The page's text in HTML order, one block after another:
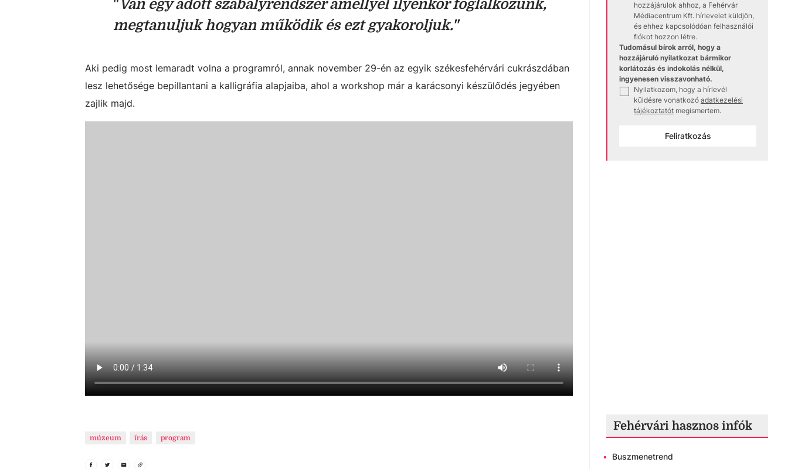
"Van egy adott szabályrendszer amellyel ilyenkor foglalkozunk,
megtanuljuk hogyan működik és ezt gyakoroljuk."
Aki pedig most lemaradt volna a programról, annak november 29-én az egyik székesfehérvári cukrászdában
lesz lehetősége bepillantani a kalligráfia alapjaiba, ahol a workshop már a karácsonyi készülődés jegyében
zajlik majd.
múzeum írás program
hozzájárulok ahhoz, a Fehérvár
Médiacentrum Kft. hírlevelet küldjön,
és ehhez kapcsolódóan felhasználói
fiókot hozzon létre.
Tudomásul bírok arról, hogy a
hozzájáruló nyilatkozat bármikor
korlátozás és indokolás nélkül,
ingyenesen visszavonható.
✓
Nyilatkozom, hogy a hírlevél
küldésre vonatkozó adatkezelési
tájékoztatót megismertem.
Feliratkozás
Fehérvári hasznos infók
• Buszmenetrend